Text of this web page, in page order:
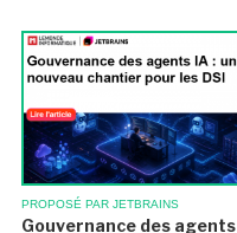
PROPOSÉ PAR JETBRAINS
Gouvernance des agents